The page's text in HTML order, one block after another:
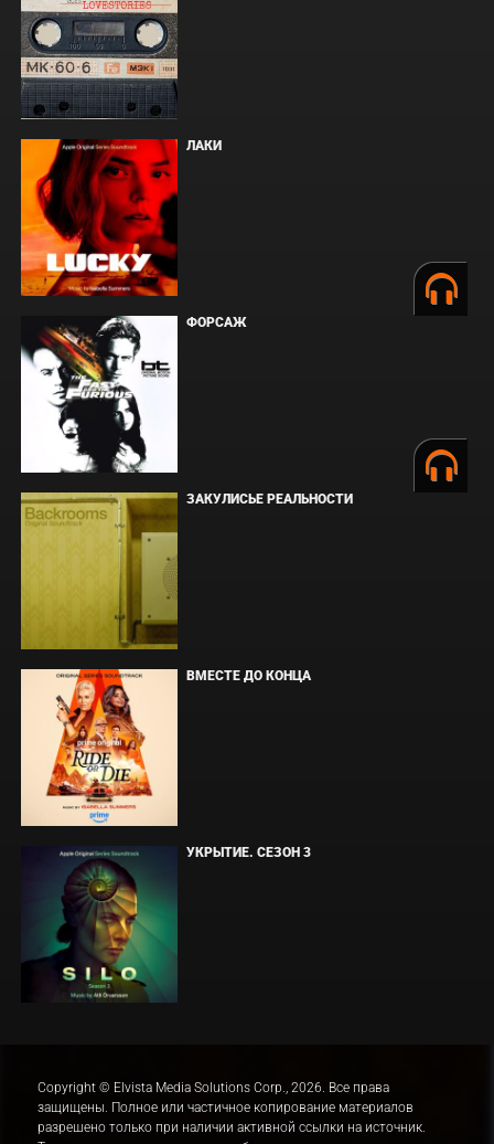
ЛАКИ
ФОРСАЖ
ЗАКУЛИСЬЕ РЕАЛЬНОСТИ
ВМЕСТЕ ДО КОНЦА
УКРЫТИЕ. СЕЗОН 3
Copyright © Elvista Media Solutions Corp., 2026. Все права
защищены. Полное или частичное копирование материалов
разрешено только при наличии активной ссылки на источник.